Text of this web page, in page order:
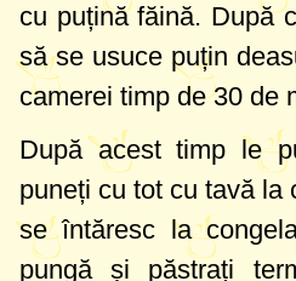
cu puțină făină. După
să se usuce puțin
camerei timp de 30 de
După acest timp le
puneți cu tot cu tavă la
se întăresc la
pungă și păstrați